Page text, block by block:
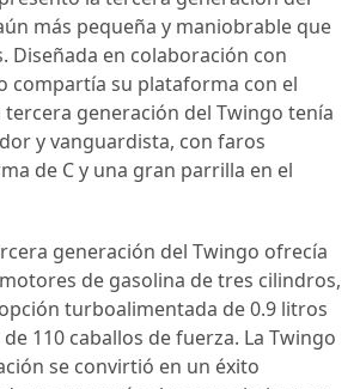
más pequeña y maniobrable que
Diseñada en colaboración con
compartía su plataforma con el
tercera generación del Twingo tenía
y vanguardista, con faros
de C y una gran parrilla en el
generación del Twingo ofrecía
de gasolina de tres cilindros,
turboalimentada de 0.9 litros
110 caballos de fuerza. La Twingo
se convirtió en un éxito